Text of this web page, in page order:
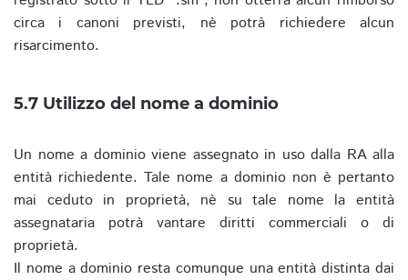
circa i canoni previsti, nè potrà richiedere alcun
risarcimento.
5.7 Utilizzo del nome a dominio
Un nome a dominio viene assegnato in uso dalla RA alla
entità richiedente. Tale nome a dominio non è pertanto
mai ceduto in proprietà, nè su tale nome la entità
assegnataria potrà vantare diritti commerciali o di
proprietà.
Il nome a dominio resta comunque una entità distinta dai